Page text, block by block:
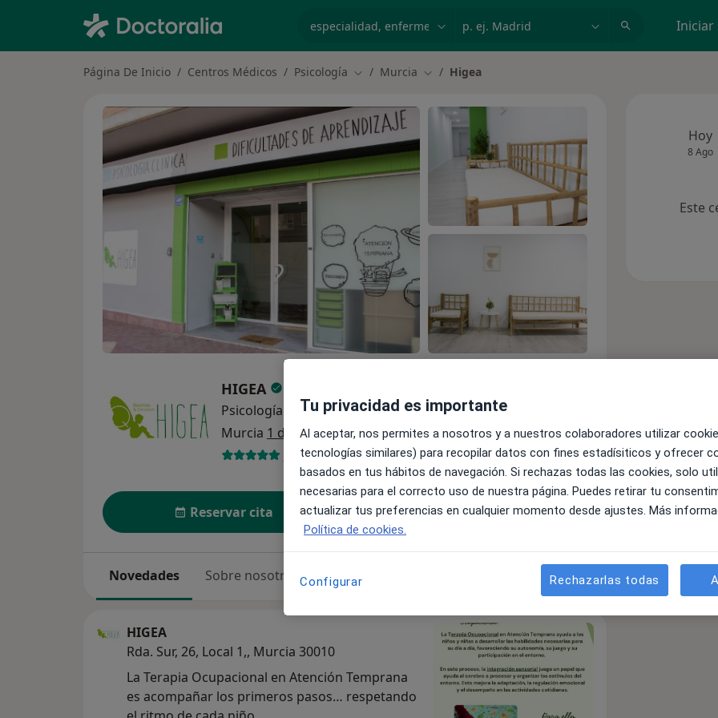
Iniciar
Página De Inicio Centros Médicos Psicología Cambiar de ciudad
Murcia Cambiar de ciudad
Higea
HIGEA
Psicología
ver más
Murcia 1 dirección
72 opiniones
Reservar cita Enviar mensaje
Novedades Sobre nosotros Servicios Especialistas & aseguradoras Consultas
HIGEA
Rda. Sur, 26, Local 1,, Murcia 30010
La Terapia Ocupacional en Atención Temprana
es acompañar los primeros pasos… respetando
Hoy
8 Ago
Este
Tu privacidad es importante
Al aceptar, nos permites a nosotros y a nuestros colaboradores utilizar
tecnologías similares) para recopilar datos con fines estadísiticos y ofrecer
basados en tus hábitos de navegación. Si rechazas todas las cookies, solo
necesarias para el correcto uso de nuestra página. Puedes retirar tu
actualizar tus preferencias en cualquier momento desde ajustes. Más
Política de cookies.
Configurar Rechazarlas todas